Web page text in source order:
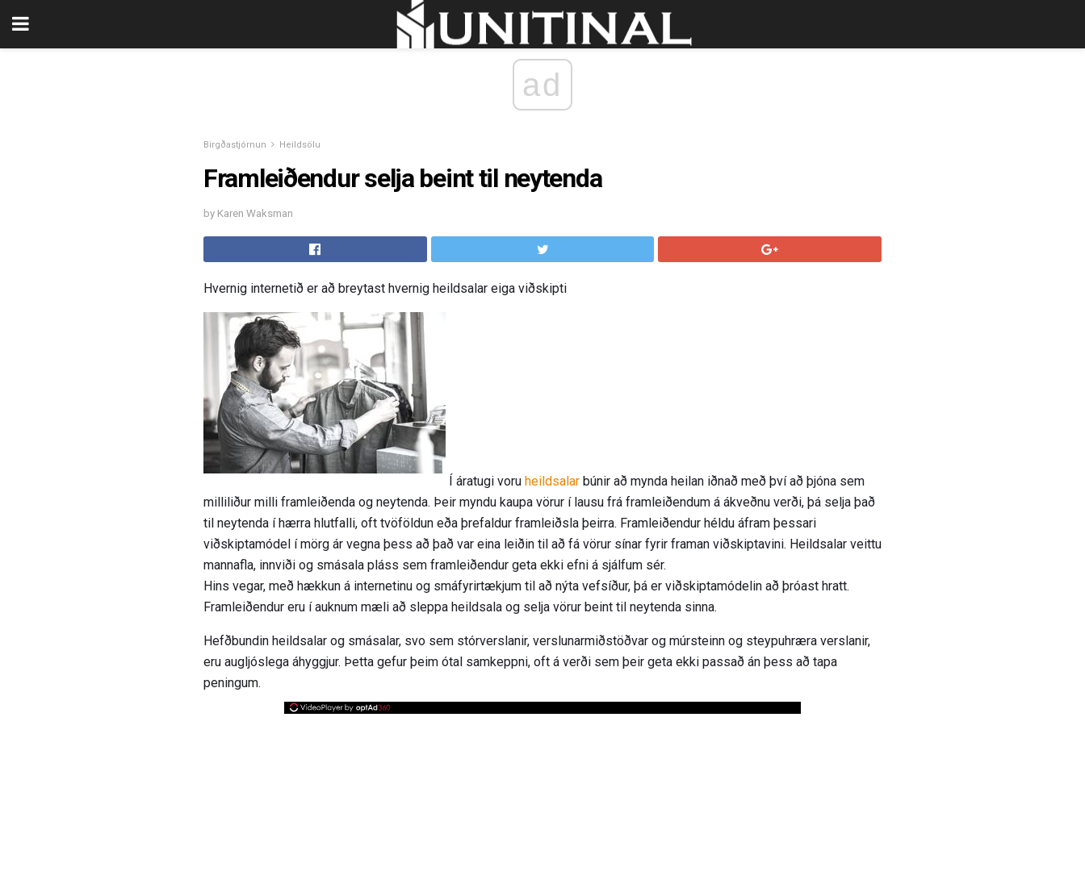
ad
Birgðastjórnun Heildsölu
Framleiðendur selja beint til neytenda
by Karen Waksman
Hvernig internetið er að breytast hvernig heildsalar eiga viðskipti
Í áratugi voru heildsalar búnir að mynda heilan iðnað með því að þjóna sem
milliliður milli framleiðenda og neytenda. Þeir myndu kaupa vörur í lausu frá framleiðendum á ákveðnu verði, þá selja það
til neytenda í hærra hlutfalli, oft tvöföldun eða þrefaldur framleiðsla þeirra. Framleiðendur héldu áfram þessari
viðskiptamódel í mörg ár vegna þess að það var eina leiðin til að fá vörur sínar fyrir framan viðskiptavini. Heildsalar veittu
mannafla, innviði og smásala pláss sem framleiðendur geta ekki efni á sjálfum sér.
Hins vegar, með hækkun á internetinu og smáfyrirtækjum til að nýta vefsíður, þá er viðskiptamódelin að þróast hratt.
Framleiðendur eru í auknum mæli að sleppa heildsala og selja vörur beint til neytenda sinna.
Hefðbundin heildsalar og smásalar, svo sem stórverslanir, verslunarmiðstöðvar og múrsteinn og steypuhræra verslanir,
eru augljóslega áhyggjur. Þetta gefur þeim ótal samkeppni, oft á verði sem þeir geta ekki passað án þess að tapa
peningum.